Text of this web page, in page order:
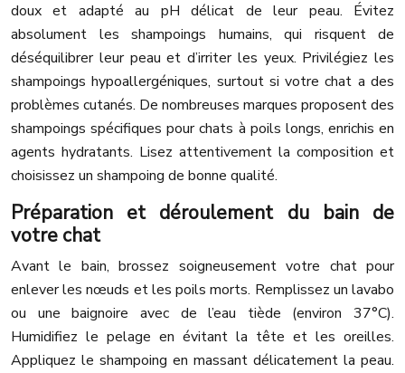
doux et adapté au pH délicat de leur peau. Évitez
absolument les shampoings humains, qui risquent de
déséquilibrer leur peau et d’irriter les yeux. Privilégiez les
shampoings hypoallergéniques, surtout si votre chat a des
problèmes cutanés. De nombreuses marques proposent des
shampoings spécifiques pour chats à poils longs, enrichis en
agents hydratants. Lisez attentivement la composition et
choisissez un shampoing de bonne qualité.
Préparation et déroulement du bain de
votre chat
Avant le bain, brossez soigneusement votre chat pour
enlever les nœuds et les poils morts. Remplissez un lavabo
ou une baignoire avec de l’eau tiède (environ 37°C).
Humidifiez le pelage en évitant la tête et les oreilles.
Appliquez le shampoing en massant délicatement la peau.